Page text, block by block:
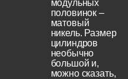
модульных
половинок –
матовый
никель. Размер
цилиндров
необычно
большой и,
можно сказать,